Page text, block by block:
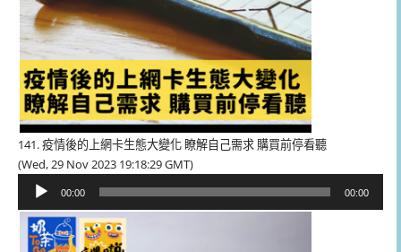
141. 疫情後的上網卡生態大變化 瞭解自己需求 購買前停看聽
(Wed, 29 Nov 2023 19:18:29 GMT)
播
00:00 00:00